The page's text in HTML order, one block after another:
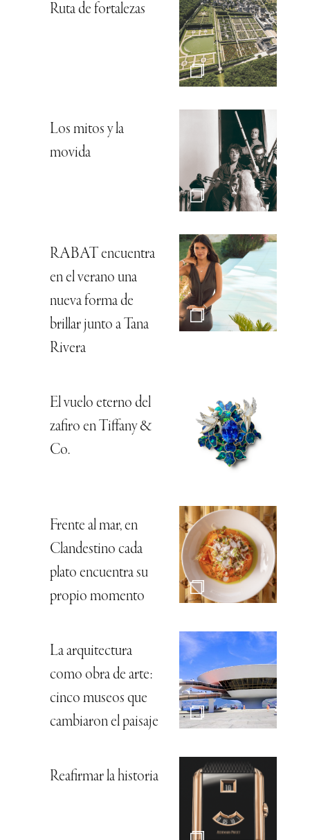
Ruta de fortalezas
Los mitos y la
movida
RABAT encuentra
en el verano una
nueva forma de
brillar junto a Tana
Rivera
El vuelo eterno del
zafiro en Tiffany &
Co.
Frente al mar, en
Clandestino cada
plato encuentra su
propio momento
La arquitectura
como obra de arte:
cinco museos que
cambiaron el paisaje
Reafirmar la historia